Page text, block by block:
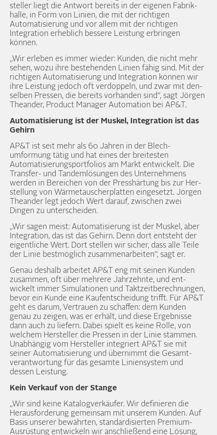
steller liegt die Ant­wort bereits in der eigenen Fabrik­
halle, in Form von Linien, die mit der richtigen
Automatisierung und vor allem mit der richtigen
Integration erheblich bessere Leistung erbringen
können.
„Wir erleben es immer wieder: Kunden, die nicht mehr
sehen, wozu ihre bestehenden Linien fähig sind. Mit der
richtigen Automatisierung und Integration können wir
ihre Leistung jedoch oft ver­doppeln, und zwar mit den­
selben Pressen, die bereits vor­handen sind“, sagt Jörgen
Theander, Product Manager Automation bei AP&T.
Automatisierung ist der Muskel, Integration ist das
Gehirn
AP&T ist seit mehr als 60 Jahren in der Blech­
umformung tätig und hat eines der breitesten
Automatisierungs­portfolios am Markt ent­wickelt. Die
Transfer- und Tandem­lösungen des Unter­nehmens
werden in Bereichen von der Press­härtung bis zur Her­
stellung von Wärme­tauscher­platten ein­gesetzt. Jörgen
Theander legt jedoch Wert darauf, zwischen zwei
Dingen zu unter­scheiden.
„Wir sagen meist: Automatisierung ist der Muskel, aber
Integration, das ist das Gehirn. Denn dort ent­steht der
eigent­liche Wert. Dort stellen wir sicher, dass alle Teile
der Linie best­möglich zusammen­arbeiten“, sagt er.
Genau des­halb arbeitet AP&T eng mit seinen Kunden
zusammen, oft über mehrere Jahr­zehnte, und ent­
wickelt immer Simulationen und Takt­zeit­berechnungen,
bevor ein Kunde eine Kauf­entscheidung trifft. Für AP&T
geht es darum, Ver­trauen zu schaffen: dem Kunden
genau zu zeigen, was er erhält, und diese Ergeb­nisse
dann auch zu liefern. Dabei spielt es keine Rolle, von
welchem Her­steller die Pressen in der Linie stammen.
Unab­hängig vom Her­steller integriert AP&T sie mit
seiner Automatisierung und über­nimmt die Gesamt­
verantwortung für das gesamte Linien­system und
dessen Leistung.
Kein Verkauf von der Stange
„Wir sind keine Katalog­verkäufer. Wir definieren die
Heraus­forderung gemein­sam mit unserem Kunden. Auf
Basis unserer bewährten, standardisierten Premium-
Ausrüstung ent­wickeln wir anschließend eine Lösung,